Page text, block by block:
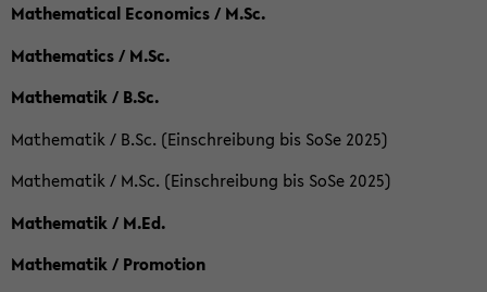
Mathematical Economics / M.Sc.
Mathematics / M.Sc.
Mathematik / B.Sc.
Mathematik / B.Sc. (Einschreibung bis SoSe 2025)
Mathematik / M.Sc. (Einschreibung bis SoSe 2025)
Mathematik / M.Ed.
Mathematik / Promotion